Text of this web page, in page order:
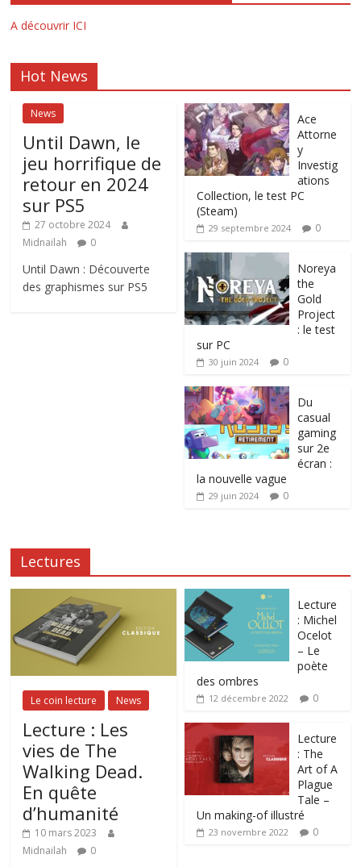
A découvrir ICI
Hot News
News
Until Dawn, le
jeu horrifique de
retour en 2024
sur PS5
27 octobre 2024
Midnailah
0
Until Dawn : Découverte
des graphismes sur PS5
Ace
Attorne
y
Investig
ations
Collection, le test PC
(Steam)
29 septembre 2024 0
Noreya
the
Gold
Project
: le test
sur PC
30 juin 2024 0
Du
casual
gaming
sur 2e
écran :
la nouvelle vague
29 juin 2024 0
Lectures
Le coin lecture News
Lecture : Les
vies de The
Walking Dead.
En quête
d’humanité
10 mars 2023
Midnailah
0
Lecture
: Michel
Ocelot
– Le
poète
des ombres
12 décembre 2022 0
Lecture
: The
Art of A
Plague
Tale –
Un making-of illustré
23 novembre 2022 0